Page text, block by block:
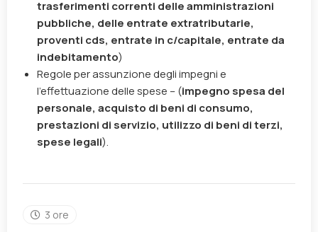
trasferimenti correnti delle amministrazioni
pubbliche, delle entrate extratributarie,
proventi cds, entrate in c/capitale, entrate da
indebitamento)
Regole per assunzione degli impegni e
l’effettuazione delle spese –(impegno spesa del
personale, acquisto di beni di consumo,
prestazioni di servizio, utilizzo di beni di terzi,
spese legali).
3 ore